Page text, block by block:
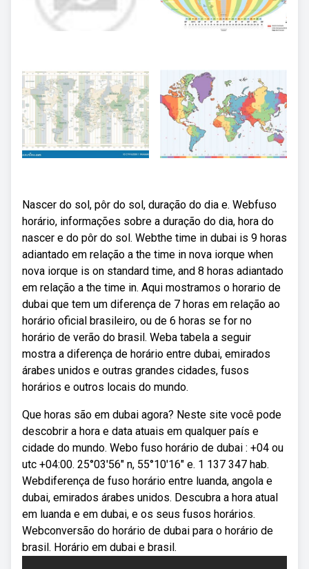
Nascer do sol, pôr do sol, duração do dia e. Webfuso
horário, informações sobre a duração do dia, hora do
nascer e do pôr do sol. Webthe time in dubai is 9 horas
adiantado em relação a the time in nova iorque when
nova iorque is on standard time, and 8 horas adiantado
em relação a the time in. Aqui mostramos o horario de
dubai que tem um diferença de 7 horas em relação ao
horário oficial brasileiro, ou de 6 horas se for no
horário de verão do brasil. Weba tabela a seguir
mostra a diferença de horário entre dubai, emirados
árabes unidos e outras grandes cidades, fusos
horários e outros locais do mundo.
Que horas são em dubai agora? Neste site você pode
descobrir a hora e data atuais em qualquer país e
cidade do mundo. Webo fuso horário de dubai : +04 ou
utc +04:00. 25°03′56″ n, 55°10′16″ e. 1 137 347 hab.
Webdiferença de fuso horário entre luanda, angola e
dubai, emirados árabes unidos. Descubra a hora atual
em luanda e em dubai, e os seus fusos horários.
Webconversão do horário de dubai para o horário de
brasil. Horário em dubai e brasil.